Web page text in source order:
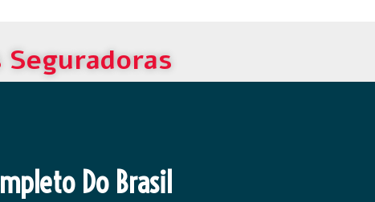
Do Brasil